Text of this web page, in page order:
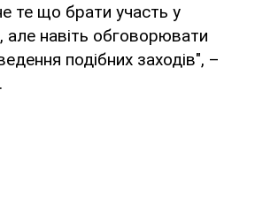
те що брати участь у
але навіть обговорювати
подібних заходів", –